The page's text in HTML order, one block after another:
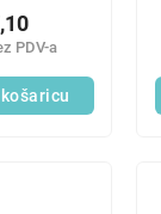
PDV-a